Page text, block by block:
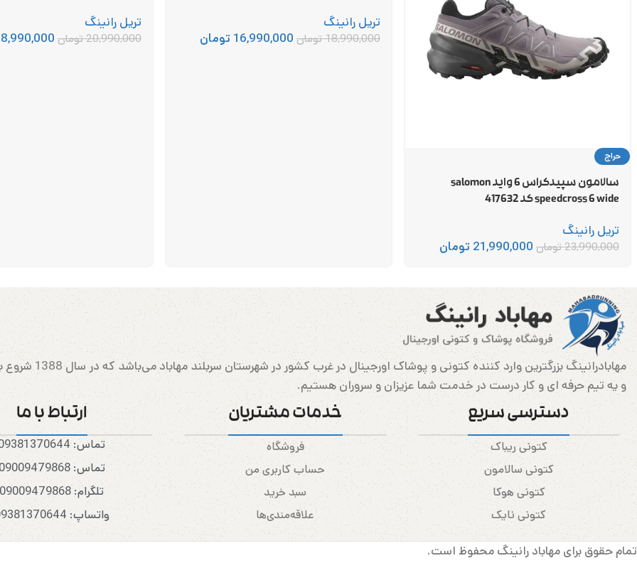
حراج
سالامون سپیدکراس 6 واید salomon
speedcross 6 wide کد 417632
تریل رانینگ
23,990,000تومان 21,990,000 تومان
تریل رانینگ
18,990,000تومان 16,990,000 تومان
تریل رانینگ
20,990,000تومان
مهابادرانینگ
و یه تیم حرفه ای و کار درست در خدمت شما عزیزان و سروران هستیم.
دسترسی سریع
کتونی ریباک
کتونی سالامون
کتونی هوکا
کتونی نایک
خدمات مشتریان
فروشگاه
حساب کاربری من
سبد خرید
علاقه‌مندی‌ها
ارتباط با ما
تماس: 09381370644
تماس: 09009479868
تلگرام: 09009479868
واتساپ: 09381370644
تمام حقوق برای مهاباد رانینگ محفوظ است.